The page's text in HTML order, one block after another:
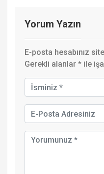
Yorum Yazın
E-posta hesabınız
Gerekli alanlar * ile